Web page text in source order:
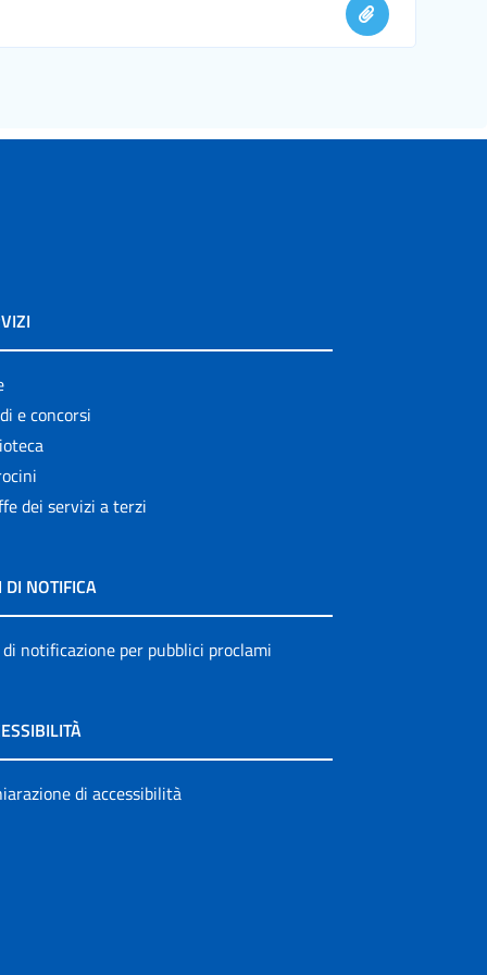
e concorsi
dei servizi a terzi
DI NOTIFICA
notificazione per pubblici proclami
di accessibilità